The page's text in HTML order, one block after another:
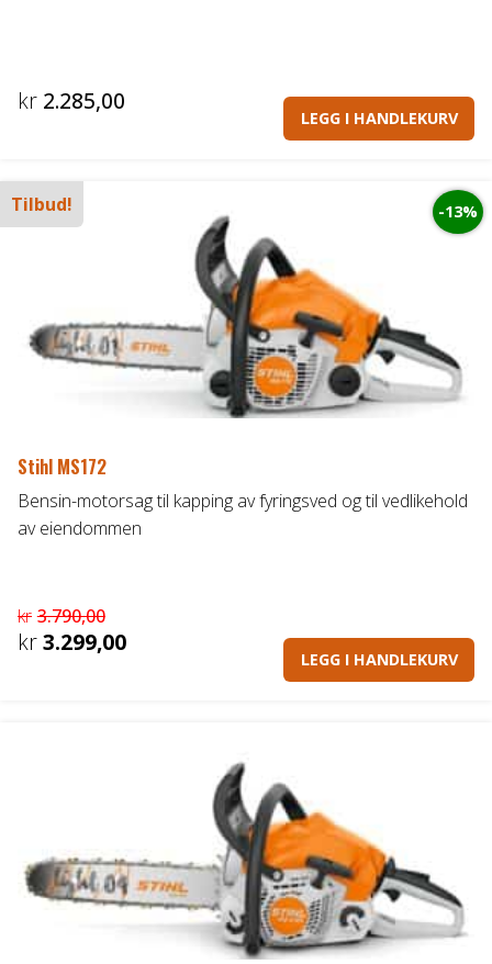
kr 2.285,00
LEGG I HANDLEKURV
Tilbud! -13%
Stihl MS172
Bensin-motorsag til kapping av fyringsved og til vedlikehold
av eiendommen
kr 3.790,00
Opprinnelig
kr3.299,00
LEGG I HANDLEKURV